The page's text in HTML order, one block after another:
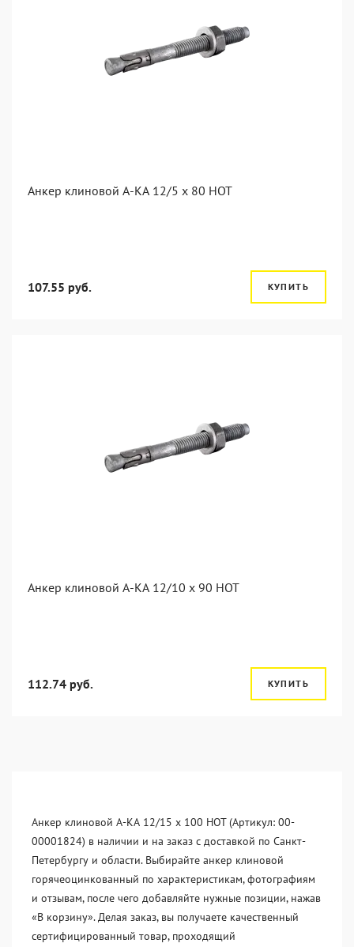
Анкер клиновой А-КА 12/5 x 80 HOT
107.55 руб. КУПИТЬ
Анкер клиновой А-КА 12/10 x 90 HOT
112.74 руб. КУПИТЬ
Анкер клиновой А-КА 12/15 x 100 HOT (Артикул: 00-
00001824) в наличии и на заказ с доставкой по Санкт-
Петербургу и области. Выбирайте анкер клиновой
горячеоцинкованный по характеристикам, фотографиям
и отзывам, после чего добавляйте нужные позиции, нажав
«В корзину». Делая заказ, вы получаете качественный
сертифицированный товар, проходящий